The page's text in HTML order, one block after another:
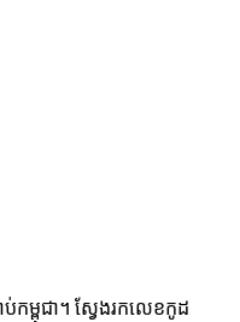
ពុជា។ ស្វែងរកលេខកូដ